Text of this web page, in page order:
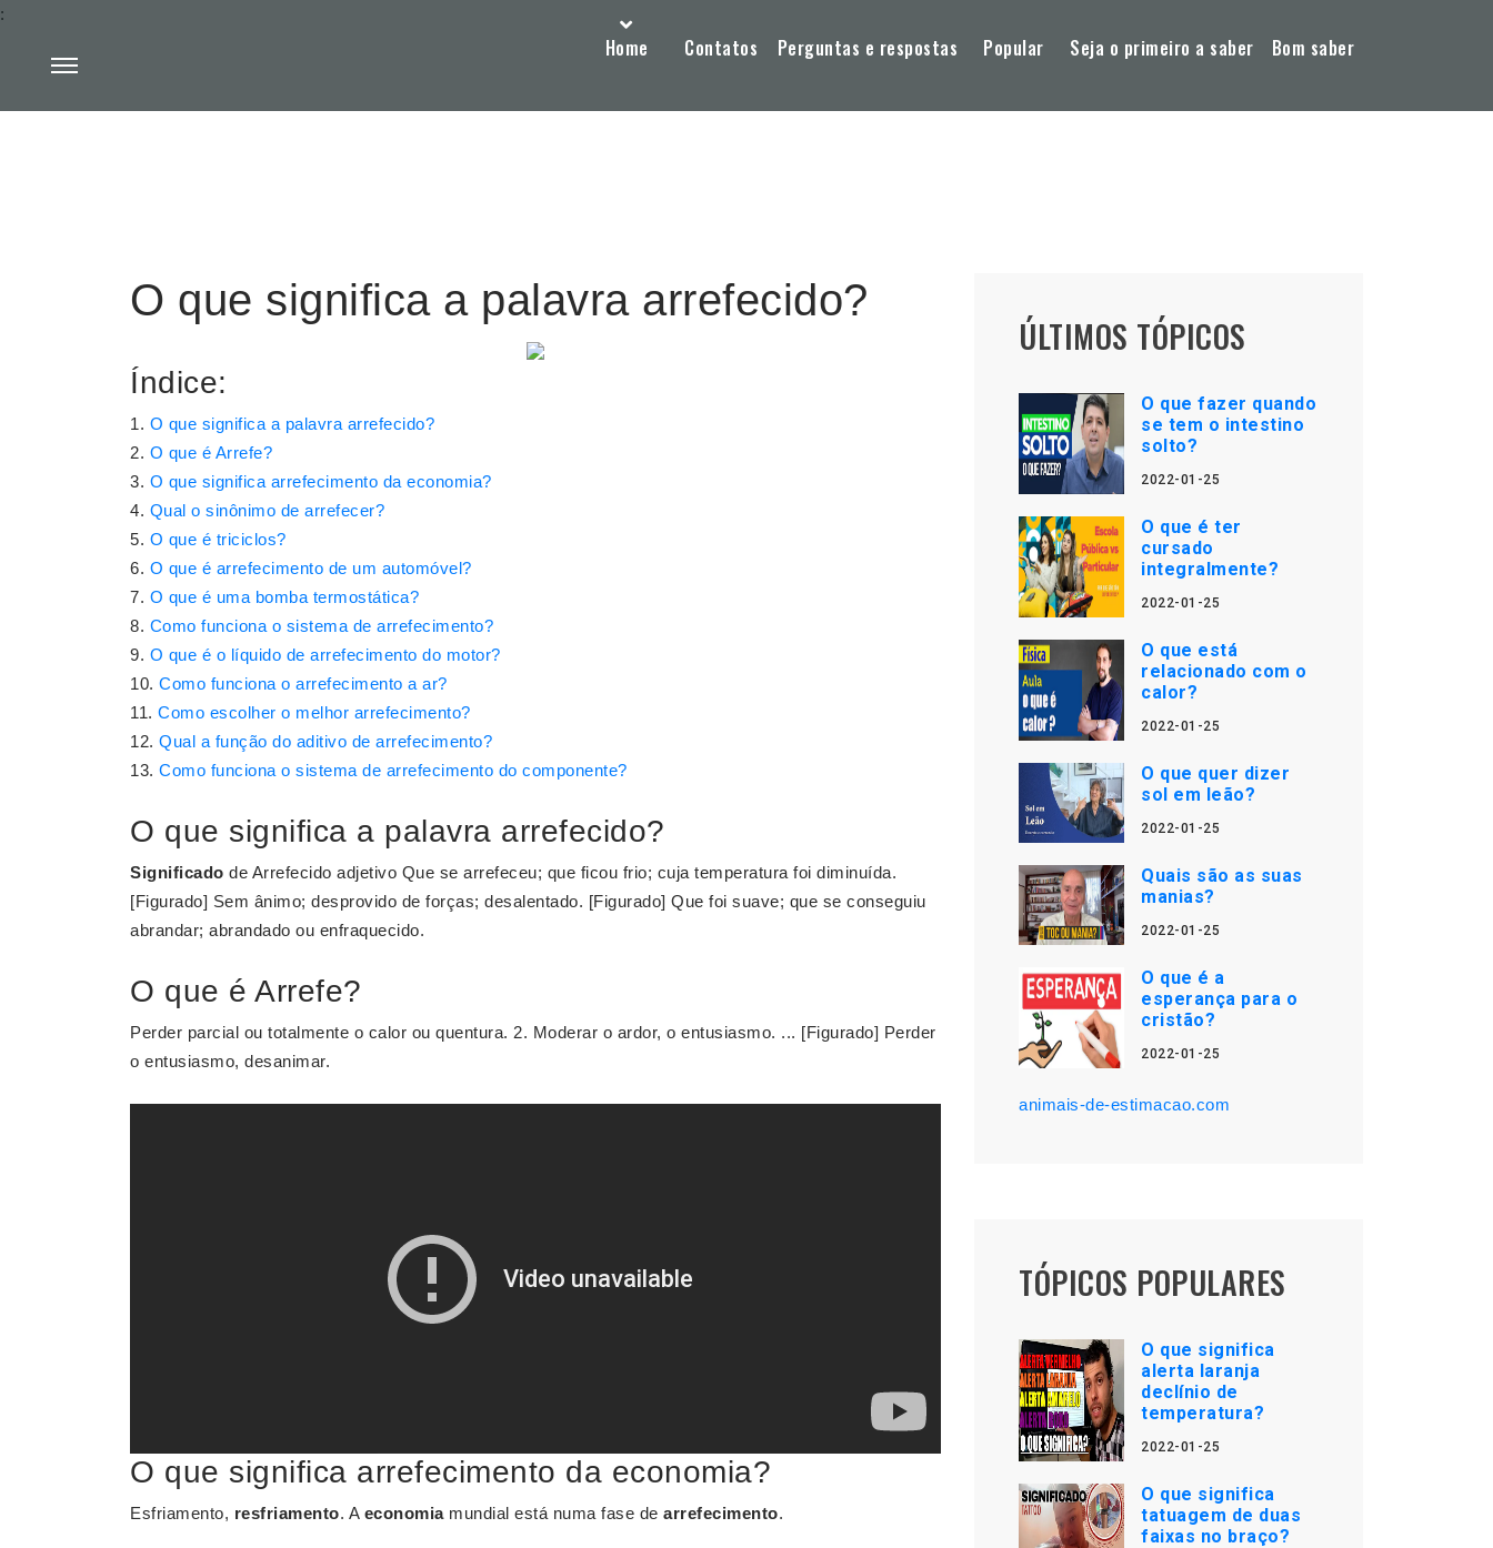
Home Contatos Perguntas e respostas Popular Seja o primeiro a saber Bom saber
:
O que significa a palavra arrefecido?
Índice:
O que significa a palavra arrefecido?
O que é Arrefe?
O que significa arrefecimento da economia?
Qual o sinônimo de arrefecer?
O que é triciclos?
O que é arrefecimento de um automóvel?
O que é uma bomba termostática?
Como funciona o sistema de arrefecimento?
O que é o líquido de arrefecimento do motor?
Como funciona o arrefecimento a ar?
Como escolher o melhor arrefecimento?
Qual a função do aditivo de arrefecimento?
Como funciona o sistema de arrefecimento do componente?
O que significa a palavra arrefecido?
Significado de Arrefecido adjetivo Que se arrefeceu; que ficou frio; cuja temperatura foi diminuída.
[Figurado] Sem ânimo; desprovido de forças; desalentado. [Figurado] Que foi suave; que se conseguiu
abrandar; abrandado ou enfraquecido.
O que é Arrefe?
Perder parcial ou totalmente o calor ou quentura. 2. Moderar o ardor, o entusiasmo. ... [Figurado] Perder
o entusiasmo, desanimar.
O que significa arrefecimento da economia?
Esfriamento, resfriamento. A economiamundial está numa fase de arrefecimento.
ÚLTIMOS TÓPICOS
O que fazer quando
se tem o intestino
solto?
2022-01-25
O que é ter
cursado
integralmente?
2022-01-25
O que está
relacionado com o
calor?
2022-01-25
O que quer dizer
sol em leão?
2022-01-25
Quais são as suas
manias?
2022-01-25
O que é a
esperança para o
cristão?
2022-01-25
animais-de-estimacao.com
TÓPICOS POPULARES
O que significa
alerta laranja
declínio de
temperatura?
2022-01-25
O que significa
tatuagem de duas
faixas no braço?